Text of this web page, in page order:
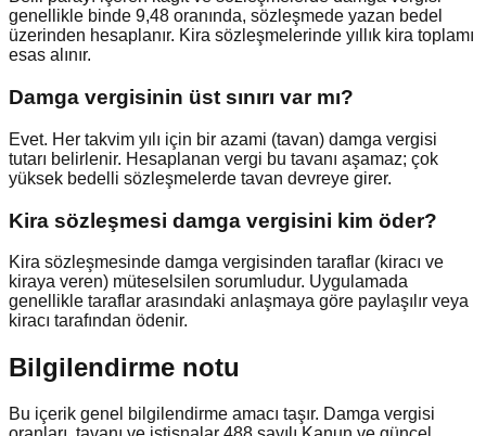
genellikle binde 9,48 oranında, sözleşmede yazan bedel
üzerinden hesaplanır. Kira sözleşmelerinde yıllık kira toplamı
esas alınır.
Damga vergisinin üst sınırı var mı?
Evet. Her takvim yılı için bir azami (tavan) damga vergisi
tutarı belirlenir. Hesaplanan vergi bu tavanı aşamaz; çok
yüksek bedelli sözleşmelerde tavan devreye girer.
Kira sözleşmesi damga vergisini kim öder?
Kira sözleşmesinde damga vergisinden taraflar (kiracı ve
kiraya veren) müteselsilen sorumludur. Uygulamada
genellikle taraflar arasındaki anlaşmaya göre paylaşılır veya
kiracı tarafından ödenir.
Bilgilendirme notu
Bu içerik genel bilgilendirme amacı taşır. Damga vergisi